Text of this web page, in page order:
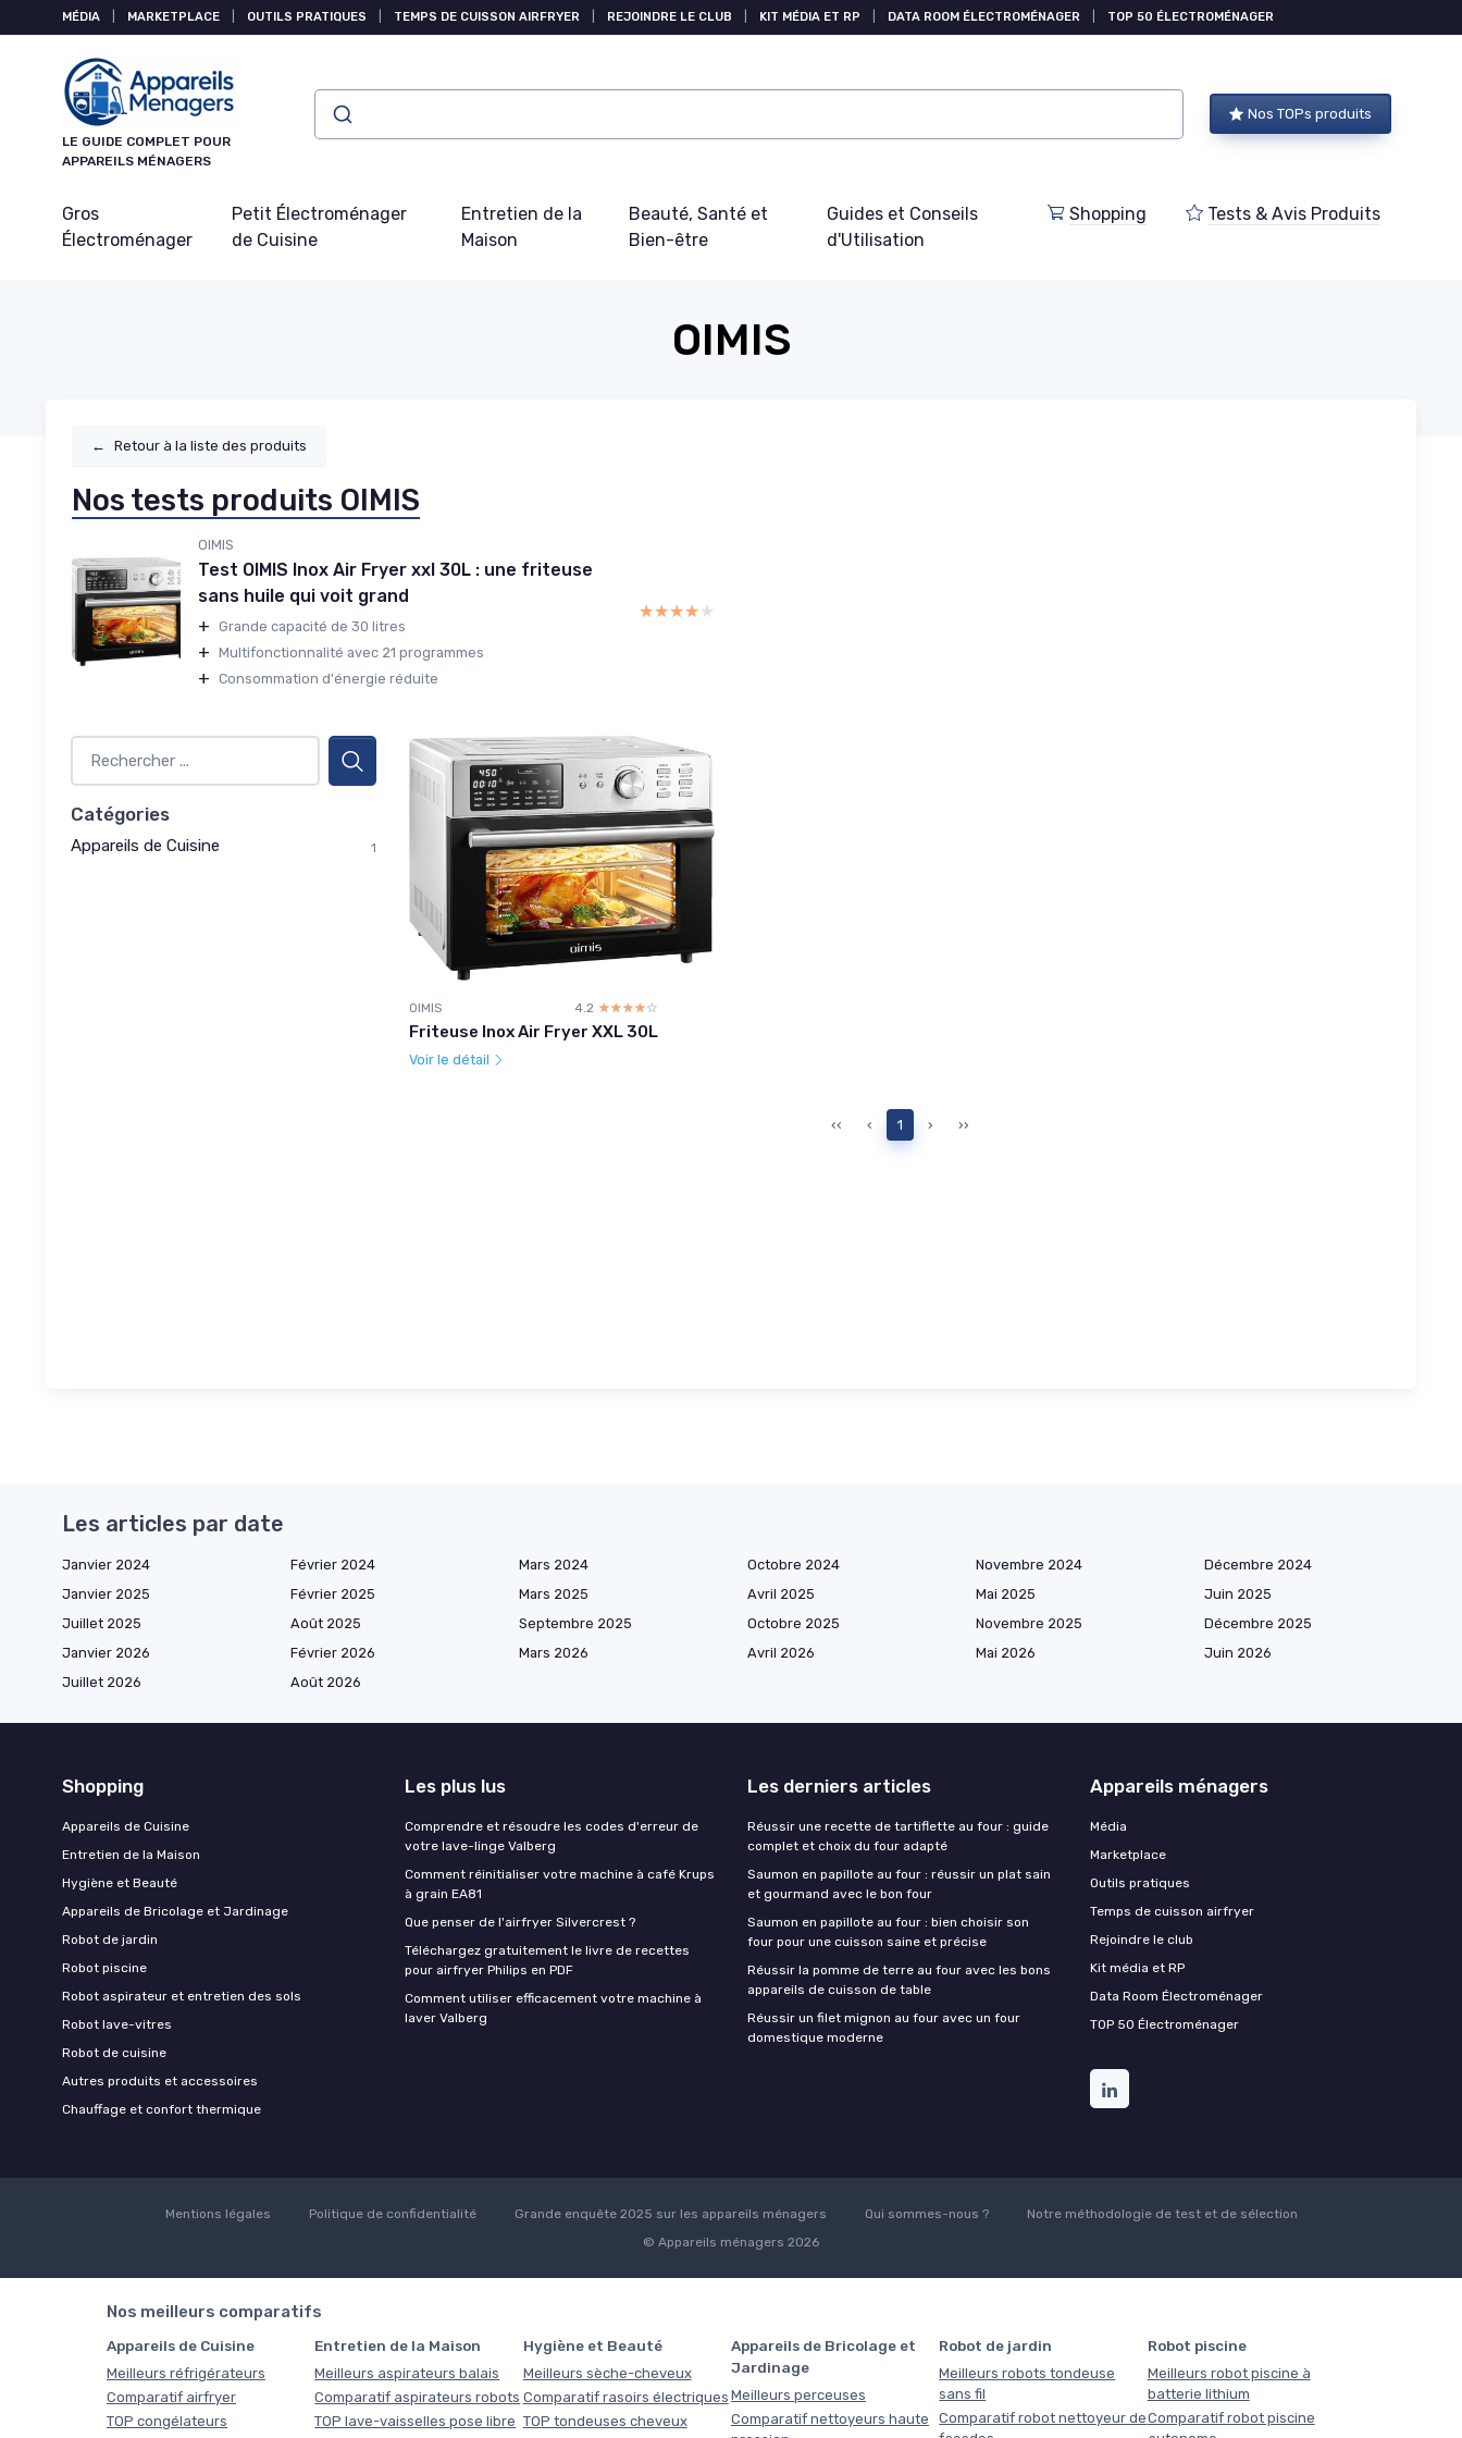
MÉDIA MARKETPLACE OUTILS PRATIQUES TEMPS DE CUISSON AIRFRYER REJOINDRE LE CLUB KIT MÉDIA ET RP DATA ROOM ÉLECTROMÉNAGER TOP 50 ÉLECTROMÉNAGER
LE GUIDE COMPLET POUR
APPAREILS MÉNAGERS
Nos TOPs produits
Gros
Électroménager
Petit Électroménager
de Cuisine
Entretien de la
Maison
Beauté, Santé et
Bien-être
Guides et Conseils
d'Utilisation
Shopping Tests & Avis Produits
OIMIS
← Retour à la liste des produits
Nos tests produits OIMIS
OIMIS
Test OIMIS Inox Air Fryer xxl 30L : une friteuse
sans huile qui voit grand
+ Grande capacité de 30 litres
+ Multifonctionnalité avec 21 programmes
+ Consommation d'énergie réduite
★★★★★
★★★★★
Catégories
Appareils de Cuisine 1
OIMIS 4.2 ☆☆☆☆☆
★★★★★
Friteuse Inox Air Fryer XXL 30L
Voir le détail
‹‹ ‹ 1 › ››
Les articles par date
Janvier 2024 Février 2024 Mars 2024 Octobre 2024 Novembre 2024
Décembre 2024
Janvier 2025
Février 2025 Mars 2025 Avril 2025 Mai 2025
Juin 2025
Juillet 2025
Août 2025 Septembre 2025 Octobre 2025 Novembre 2025
Décembre 2025
Janvier 2026
Février 2026 Mars 2026 Avril 2026 Mai 2026
Juin 2026
Juillet 2026
Août 2026
Shopping
Appareils de Cuisine
Entretien de la Maison
Hygiène et Beauté
Appareils de Bricolage et Jardinage
Robot de jardin
Robot piscine
Robot aspirateur et entretien des sols
Robot lave-vitres
Robot de cuisine
Autres produits et accessoires
Chauffage et confort thermique
Les plus lus
Comprendre et résoudre les codes d'erreur de
votre lave-linge Valberg
Comment réinitialiser votre machine à café Krups
à grain EA81
Que penser de l'airfryer Silvercrest ?
Téléchargez gratuitement le livre de recettes
pour airfryer Philips en PDF
Comment utiliser efficacement votre machine à
laver Valberg
Les derniers articles
Réussir une recette de tartiflette au four : guide
complet et choix du four adapté
Saumon en papillote au four : réussir un plat sain
et gourmand avec le bon four
Saumon en papillote au four : bien choisir son
four pour une cuisson saine et précise
Réussir la pomme de terre au four avec les bons
appareils de cuisson de table
Réussir un filet mignon au four avec un four
domestique moderne
Appareils ménagers
Média
Marketplace
Outils pratiques
Temps de cuisson airfryer
Rejoindre le club
Kit média et RP
Data Room Électroménager
TOP 50 Électroménager
Mentions légales Politique de confidentialité Grande enquête 2025 sur les appareils ménagers Qui sommes-nous ?
Notre méthodologie de test et de sélection
© Appareils ménagers 2026
Nos meilleurs comparatifs
Appareils de Cuisine
Meilleurs réfrigérateurs
Comparatif airfryer
TOP congélateurs
Entretien de la Maison
Meilleurs aspirateurs balais
Comparatif aspirateurs robots
TOP lave-vaisselles pose libre
Hygiène et Beauté
Meilleurs sèche-cheveux
Comparatif rasoirs électriques
TOP tondeuses cheveux
Appareils de Bricolage et
Jardinage
Meilleurs perceuses
Comparatif nettoyeurs haute
Robot de jardin
Meilleurs robots tondeuse
sans fil
Comparatif robot nettoyeur de
Robot piscine
Meilleurs robot piscine à
batterie lithium
Comparatif robot piscine
Panneau de gestion des cookies